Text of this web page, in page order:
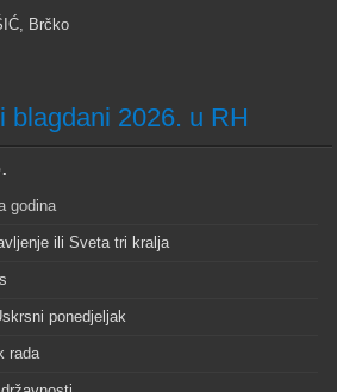
Brčko
blagdani 2026. u RH
godina
ili Sveta tri kralja
ponedjeljak
rada